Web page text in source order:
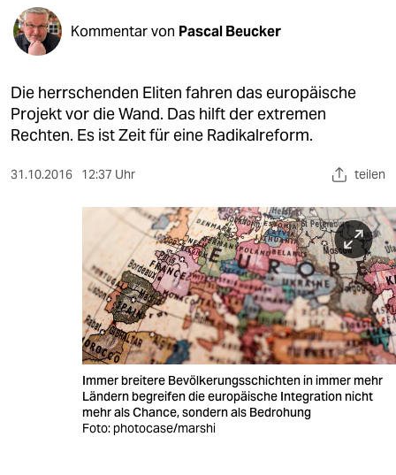
öko
gesellschaft
kultur
sport
berlin
veranstaltungen
fragen & hilfe
Kommentar von Pascal Beucker
Die herrschenden Eliten fahren das europäische
Projekt vor die Wand. Das hilft der extremen
Rechten. Es ist Zeit für eine Radikalreform.
31.10.2016 12:37 Uhr teilen
Immer breitere Bevölkerungsschichten in immer mehr
Ländern begreifen die europäische Integration nicht
mehr als Chance, sondern als Bedrohung
Foto: photocase/marshi